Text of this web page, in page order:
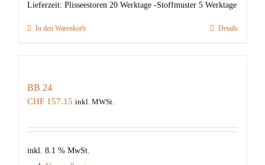
Lieferzeit: Plisseestoren 20 Werktage -Stoffmuster 5 Werktage
In den Warenkorb Details
BB 24
CHF 157.15 inkl. MWSt.
inkl. 8.1 % MwSt.